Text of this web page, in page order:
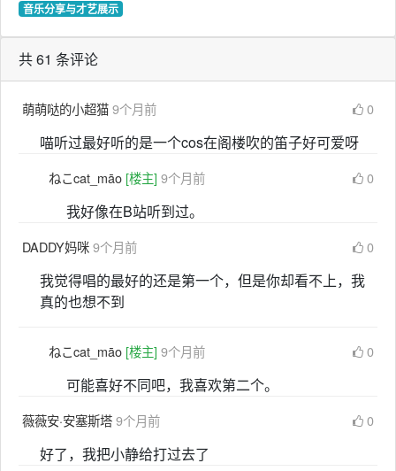
音乐分享与才艺展示
共 61 条评论
萌萌哒的小超猫9个月前 0
喵听过最好听的是一个cos在阁楼吹的笛子好可爱呀
ねこcat_māo [楼主] 9个月前 0
我好像在B站听到过。
DADDY妈咪9个月前 0
我觉得唱的最好的还是第一个，但是你却看不上，我
真的也想不到
ねこcat_māo [楼主] 9个月前 0
可能喜好不同吧，我喜欢第二个。
薇薇安·安塞斯塔9个月前 0
好了，我把小静给打过去了